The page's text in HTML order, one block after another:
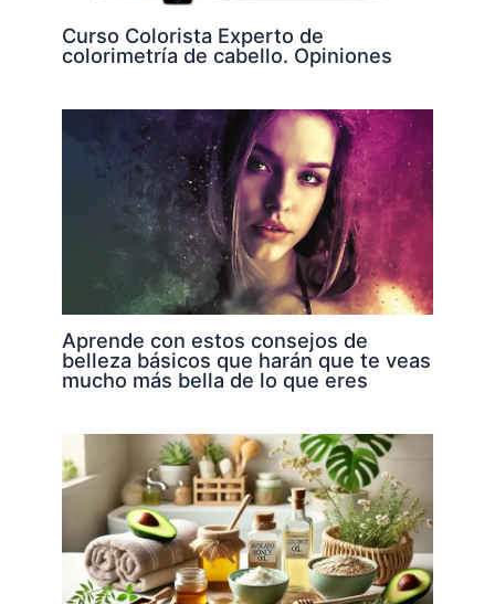
Curso Colorista Experto de
colorimetría de cabello. Opiniones
Aprende con estos consejos de
belleza básicos que harán que te veas
mucho más bella de lo que eres